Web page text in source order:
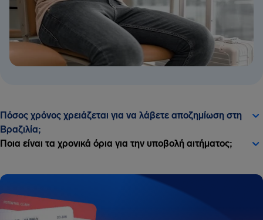
Πόσος χρόνος χρειάζεται για να λάβετε αποζημίωση στη
Βραζιλία;
Ποια είναι τα χρονικά όρια για την υποβολή αιτήματος;